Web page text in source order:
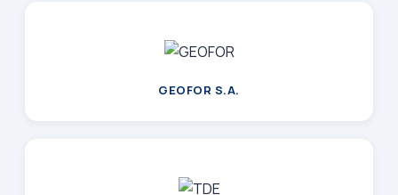
GEOFOR S.A.